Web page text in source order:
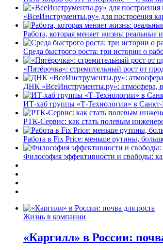
«ВсеИнструменты.ру» для построения
Работа, которая меняет жизнь:
Среда быстрого роста: три истории о
«Пятёрочка»: стремительный рост от
ДНК «ВсеИнструменты.ру»: атмосфера, в
ИТ-хаб группы «Т-Технологии» в Санкт-
РТК-Сервис: как стать полевым
Работа в Fix Price: меньше рутины,
Философия эффективности и свободы:
Жизнь в компании
«Каргилл» в России: